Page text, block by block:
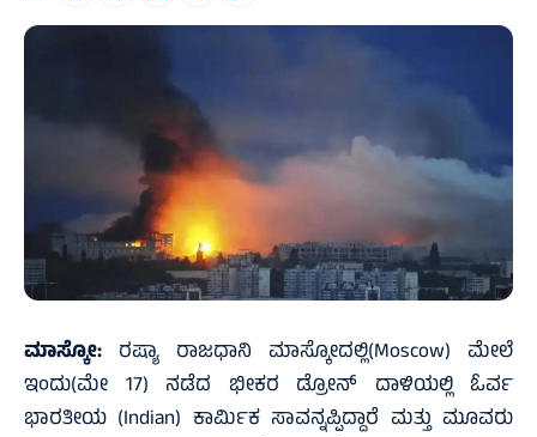
ಮಾಸ್ಕೋ: ರಷ್ಯಾ ರಾಜಧಾನಿ ಮಾಸ್ಕೋದಲ್ಲಿ(Moscow) ಮೇಲೆ
ಇಂದು(ಮೇ 17) ನಡೆದ ಭೀಕರ ಡ್ರೋನ್ ದಾಳಿಯಲ್ಲಿ ಓರ್ವ
ಭಾರತೀಯ (Indian) ಕಾರ್ಮಿಕ ಸಾವನ್ನಪ್ಪಿದ್ದಾರೆ ಮತ್ತು ಮೂವರು